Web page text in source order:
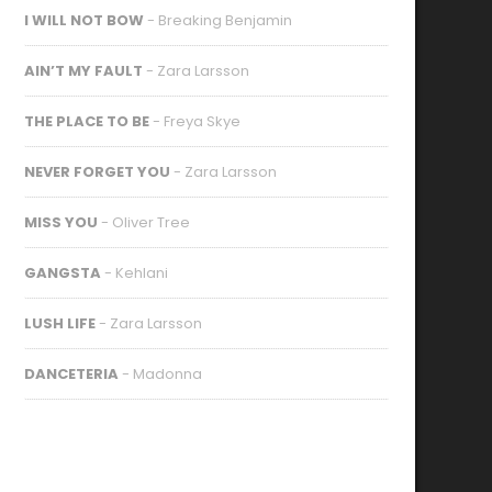
I WILL NOT BOW - Breaking Benjamin
AIN’T MY FAULT - Zara Larsson
THE PLACE TO BE - Freya Skye
NEVER FORGET YOU - Zara Larsson
MISS YOU - Oliver Tree
GANGSTA - Kehlani
LUSH LIFE - Zara Larsson
DANCETERIA - Madonna